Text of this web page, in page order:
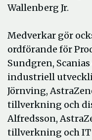
Wallenberg Jr.
Medverkar gör
ordförande för
Sundgren,
industriell
Jörnving,
tillverkning och
Alfredsson,
tillverkning och IT